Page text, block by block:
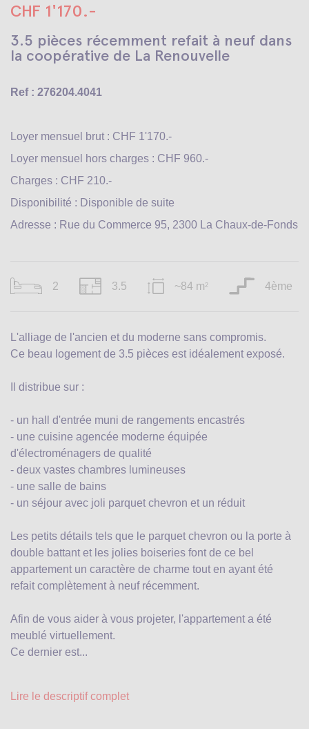
CHF 1'170.-
3.5 pièces récemment refait à neuf dans
la coopérative de La Renouvelle
Ref : 276204.4041
Loyer mensuel brut : CHF 1'170.-
Loyer mensuel hors charges : CHF 960.-
Charges : CHF 210.-
Disponibilité : Disponible de suite
Adresse : Rue du Commerce 95, 2300 La Chaux-de-Fonds
2 3.5 ~84 m 2 4ème
L'alliage de l'ancien et du moderne sans compromis.
Ce beau logement de 3.5 pièces est idéalement exposé.
Il distribue sur :
- un hall d'entrée muni de rangements encastrés
- une cuisine agencée moderne équipée
d'électroménagers de qualité
- deux vastes chambres lumineuses
- une salle de bains
- un séjour avec joli parquet chevron et un réduit
Les petits détails tels que le parquet chevron ou la porte à
double battant et les jolies boiseries font de ce bel
appartement un caractère de charme tout en ayant été
refait complètement à neuf récemment.
Afin de vous aider à vous projeter, l'appartement a été
meublé virtuellement.
Ce dernier est...
Lire le descriptif complet